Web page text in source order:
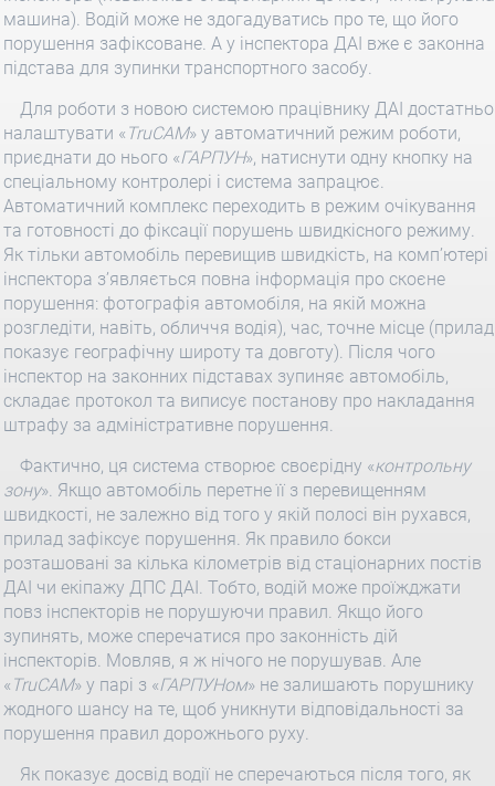
машина). Водій може не здогадуватись про те, що його
порушення зафіксоване. А у інспектора ДАІ вже є законна
підстава для зупинки транспортного засобу.
Для роботи з новою системою працівнику ДАІ достатньо
налаштувати « TruCAM» у автоматичний режим роботи,
приєднати до нього «ГАРПУН», натиснути одну кнопку на
спеціальному контролері і система запрацює.
Автоматичний комплекс переходить в режим очікування
та готовності до фіксації порушень швидкісного режиму.
Як тільки автомобіль перевищив швидкість, на комп’ютері
інспектора з’являється повна інформація про скоєне
порушення: фотографія автомобіля, на якій можна
розгледіти, навіть, обличчя водія), час, точне місце (прилад
показує географічну широту та довготу). Після чого
інспектор на законних підставах зупиняє автомобіль,
складає протокол та виписує постанову про накладання
штрафу за адміністративне порушення.
Фактично, ця система створює своєрідну «контрольну
зону». Якщо автомобіль перетне її з перевищенням
швидкості, не залежно від того у якій полосі він рухався,
прилад зафіксує порушення. Як правило бокси
розташовані за кілька кілометрів від стаціонарних постів
ДАІ чи екіпажу ДПС ДАІ. Тобто, водій може проїжджати
повз інспекторів не порушуючи правил. Якщо його
зупинять, може сперечатися про законність дій
інспекторів. Мовляв, я ж нічого не порушував. Але
« TruCAM» у парі з «ГАРПУНом» не залишають порушнику
жодного шансу на те, щоб уникнути відповідальності за
порушення правил дорожнього руху.
Як показує досвід водії не сперечаються після того, як